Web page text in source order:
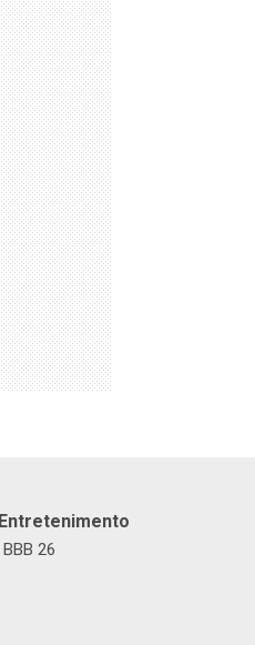
Entretenimento
BBB 26